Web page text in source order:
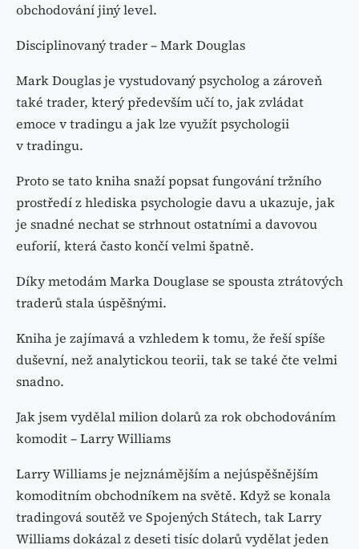
obchodování jiný level.
Disciplinovaný trader – Mark Douglas
Mark Douglas je vystudovaný psycholog a zároveň
také trader, který především učí to, jak zvládat
emoce v tradingu a jak lze využít psychologii
v tradingu.
Proto se tato kniha snaží popsat fungování tržního
prostředí z hlediska psychologie davu a ukazuje, jak
je snadné nechat se strhnout ostatními a davovou
euforií, která často končí velmi špatně.
Díky metodám Marka Douglase se spousta ztrátových
traderů stala úspěšnými.
Kniha je zajímavá a vzhledem k tomu, že řeší spíše
duševní, než analytickou teorii, tak se také čte velmi
snadno.
Jak jsem vydělal milion dolarů za rok obchodováním
komodit – Larry Williams
Larry Williams je nejznámějším a nejúspěšnějším
komoditním obchodníkem na světě. Když se konala
tradingová soutěž ve Spojených Státech, tak Larry
Williams dokázal z deseti tisíc dolarů vydělat jeden